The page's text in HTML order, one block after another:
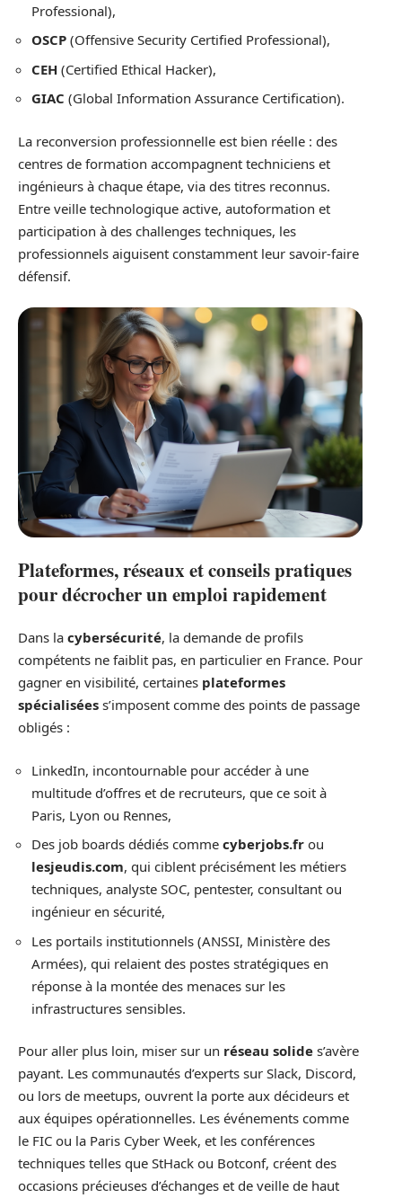
Professional),
OSCP (Offensive Security Certified Professional),
CEH (Certified Ethical Hacker),
GIAC (Global Information Assurance Certification).
La reconversion professionnelle est bien réelle : des
centres de formation accompagnent techniciens et
ingénieurs à chaque étape, via des titres reconnus.
Entre veille technologique active, autoformation et
participation à des challenges techniques, les
professionnels aiguisent constamment leur savoir-faire
défensif.
Plateformes, réseaux et conseils pratiques
pour décrocher un emploi rapidement
Dans la cybersécurité, la demande de profils
compétents ne faiblit pas, en particulier en France. Pour
gagner en visibilité, certaines plateformes
spécialisées s’imposent comme des points de passage
obligés :
LinkedIn, incontournable pour accéder à une
multitude d’offres et de recruteurs, que ce soit à
Paris, Lyon ou Rennes,
Des job boards dédiés comme cyberjobs.fr ou
lesjeudis.com, qui ciblent précisément les métiers
techniques, analyste SOC, pentester, consultant ou
ingénieur en sécurité,
Les portails institutionnels (ANSSI, Ministère des
Armées), qui relaient des postes stratégiques en
réponse à la montée des menaces sur les
infrastructures sensibles.
Pour aller plus loin, miser sur un réseau solide s’avère
payant. Les communautés d’experts sur Slack, Discord,
ou lors de meetups, ouvrent la porte aux décideurs et
aux équipes opérationnelles. Les événements comme
le FIC ou la Paris Cyber Week, et les conférences
techniques telles que StHack ou Botconf, créent des
occasions précieuses d’échanges et de veille de haut